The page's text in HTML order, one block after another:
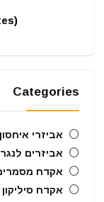
Categories
אביזרי איחסון
אביזרים
אקדח מסמרים
אקדח